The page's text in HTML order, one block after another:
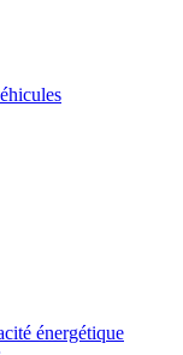
énergétique